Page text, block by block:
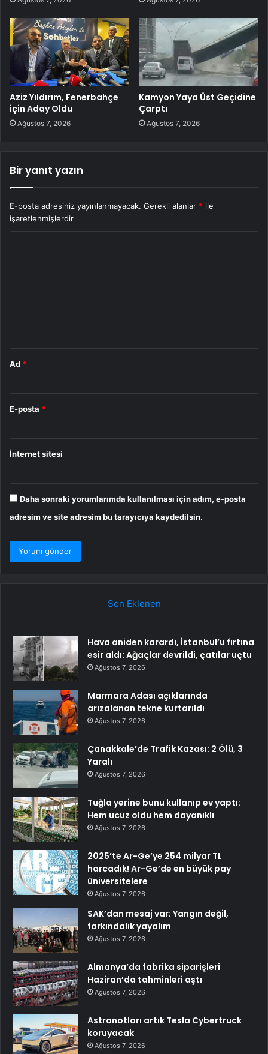
Aziz Yıldırım, Fenerbahçe
için Aday Oldu
Ağustos 7, 2026
Kamyon Yaya Üst Geçidine
Çarptı
Ağustos 7, 2026
Bir yanıt yazın
E-posta adresiniz yayınlanmayacak. Gerekli alanlar * ile
işaretlenmişlerdir
Ad *
E-posta *
İnternet sitesi
Daha sonraki yorumlarımda kullanılması için adım, e-posta
adresim ve site adresim bu tarayıcıya kaydedilsin.
Son Eklenen
Hava aniden karardı, İstanbul’u fırtına
esir aldı: Ağaçlar devrildi, çatılar uçtu
Ağustos 7, 2026
Marmara Adası açıklarında
arızalanan tekne kurtarıldı
Ağustos 7, 2026
Çanakkale’de Trafik Kazası: 2 Ölü, 3
Yaralı
Ağustos 7, 2026
Tuğla yerine bunu kullanıp ev yaptı:
Hem ucuz oldu hem dayanıklı
Ağustos 7, 2026
2025’te Ar-Ge’ye 254 milyar TL
harcadık! Ar-Ge’de en büyük pay
üniversitelere
Ağustos 7, 2026
SAK’dan mesaj var; Yangın değil,
farkındalık yayalım
Ağustos 7, 2026
Almanya’da fabrika siparişleri
Haziran’da tahminleri aştı
Ağustos 7, 2026
Astronotları artık Tesla Cybertruck
koruyacak
Ağustos 7, 2026